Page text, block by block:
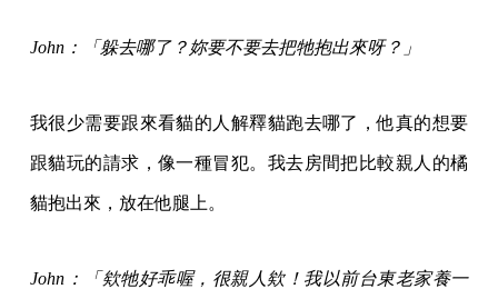
John：「躲去哪了？妳要不要去把牠抱出來呀？」
我很少需要跟來看貓的人解釋貓跑去哪了，他真的想要
跟貓玩的請求，像一種冒犯。我去房間把比較親人的橘
貓抱出來，放在他腿上。
John：「欸牠好乖喔，很親人欸！我以前台東老家養一